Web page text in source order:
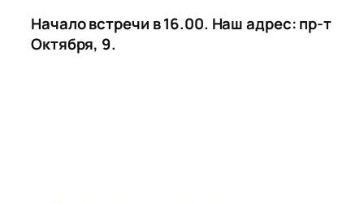
Начало встречи в 16.00. Наш адрес: пр-т
Октября, 9.